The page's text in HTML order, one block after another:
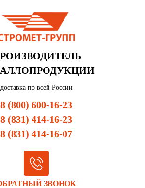
доставка по всей России
8 (800) 600-16-23
8 (831) 414-16-23
8 (831) 414-16-07
ЗВОНОК